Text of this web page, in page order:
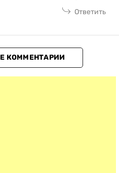
Ответить
КОММЕНТАРИИ